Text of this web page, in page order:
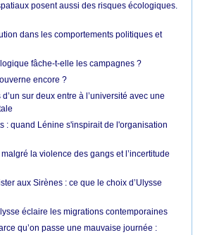
posent aussi des risques écologiques.
dans les comportements politiques et
fâche-t-elle les campagnes ?
encore ?
sur deux entre à l’université avec une
: quand Lénine s'inspirait de l'organisation
la violence des gangs et l’incertitude
aux Sirènes : ce que le choix d’Ulysse
éclaire les migrations contemporaines
qu’on passe une mauvaise journée :